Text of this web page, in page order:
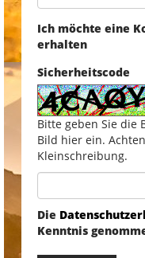
Ich möchte eine
erhalten
Sicherheitscode
Bitte geben Sie die
Bild hier ein.
Kleinschreibung.
Die
Kenntnis